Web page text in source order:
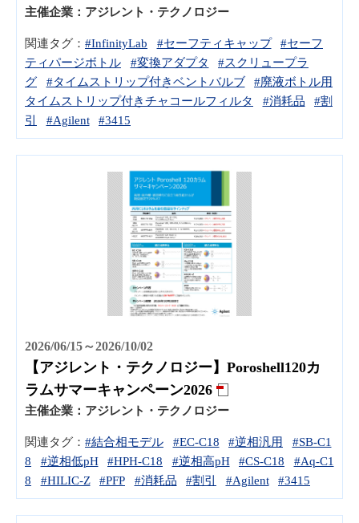
主催企業： アジレント・テクノロジー
関連タグ： #InfinityLab #セーフティキャップ
#セーフ
ティパージボトル
#変換アダプタ
#スクリュープラ
グ
#タイムストリップ付きベントバルブ
#廃液ボトル用
タイムストリップ付きチャコールフィルタ
#消耗品
#割
引
#Agilent #3415
2026/06/15～2026/10/02
【アジレント・テクノロジー】Poroshell120カ
ラムサマーキャンペーン2026
主催企業： アジレント・テクノロジー
関連タグ： #結合相モデル #EC-C18 #逆相汎用
#SB-C1
8
#逆相低pH #HPH-C18 #逆相高pH #CS-C18
#Aq-C1
8
#HILIC-Z #PFP #消耗品 #割引 #Agilent #3415